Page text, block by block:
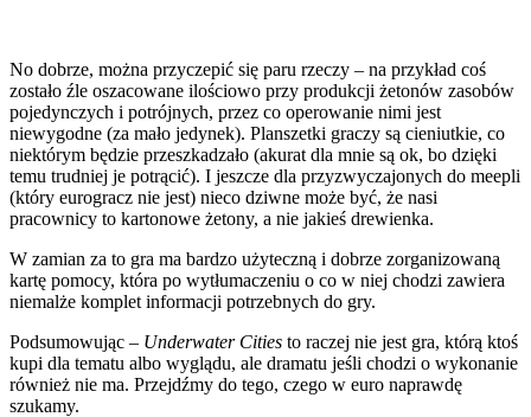
No dobrze, można przyczepić się paru rzeczy – na przykład coś
zostało źle oszacowane ilościowo przy produkcji żetonów zasobów
pojedynczych i potrójnych, przez co operowanie nimi jest
niewygodne (za mało jedynek). Planszetki graczy są cieniutkie, co
niektórym będzie przeszkadzało (akurat dla mnie są ok, bo dzięki
temu trudniej je potrącić). I jeszcze dla przyzwyczajonych do meepli
(który eurogracz nie jest) nieco dziwne może być, że nasi
pracownicy to kartonowe żetony, a nie jakieś drewienka.
W zamian za to gra ma bardzo użyteczną i dobrze zorganizowaną
kartę pomocy, która po wytłumaczeniu o co w niej chodzi zawiera
niemalże komplet informacji potrzebnych do gry.
Podsumowując – Underwater Cities to raczej nie jest gra, którą ktoś
kupi dla tematu albo wyglądu, ale dramatu jeśli chodzi o wykonanie
również nie ma. Przejdźmy do tego, czego w euro naprawdę
szukamy.